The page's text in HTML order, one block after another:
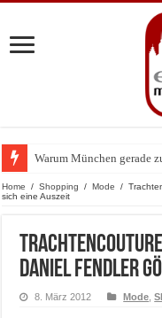
Warum München gerade
BMW Art Cars in
Home / Shopping / Mode /
sich eine Auszeit
Daniel Fendler
8. März 2012 Mode ,